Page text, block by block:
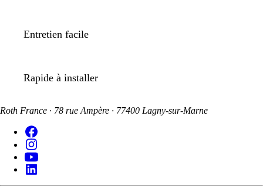
Entretien facile
Rapide à installer
Roth France · 78 rue Ampère · 77400 Lagny-sur-Marne